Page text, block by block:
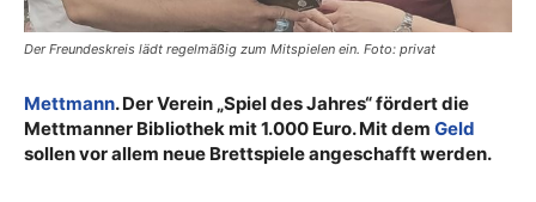
Der Freundeskreis lädt regelmäßig zum Mitspielen ein. Foto: privat
Mettmann. Der Verein „Spiel des Jahres“ fördert die
Mettmanner Bibliothek mit 1.000 Euro. Mit dem Geld
sollen vor allem neue Brettspiele angeschafft werden.